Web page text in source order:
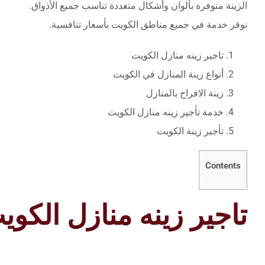
الزينة متوفرة بألوان وأشكال متعددة تناسب جميع الأذواق.
نوفر خدمة في جميع مناطق الكويت بأسعار تنافسية.
تاجير زينه منازل الكويت
أنواع زينة المنازل في الكويت
زينة الافراح بالمنازل
خدمة تأجير زينه منازل الكويت
تأجير زينة الكويت
Contents
تاجير زينه منازل